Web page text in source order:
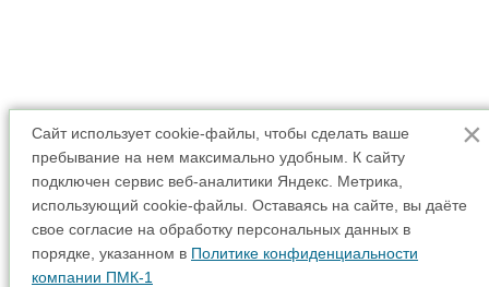
Сайт использует cookie-файлы, чтобы сделать ваше
пребывание на нем максимально удобным. К cайту
подключен сервис веб-аналитики Яндекс. Метрика,
использующий cookie-файлы. Оставаясь на сайте, вы даёте
свое согласие на обработку персональных данных в
порядке, указанном в Политике конфиденциальности
компании ПМК-1
×